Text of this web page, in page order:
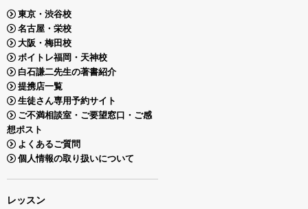
東京・渋谷校
名古屋・栄校
大阪・梅田校
ボイトレ福岡・天神校
白石謙二先生の著書紹介
提携店一覧
生徒さん専用予約サイト
ご不満相談室・ご要望窓口・ご感
想ポスト
よくあるご質問
個人情報の取り扱いについて
レッスン